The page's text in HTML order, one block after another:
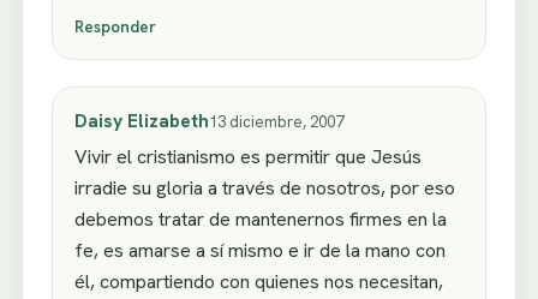
Responder
Daisy Elizabeth13 diciembre, 2007
Vivir el cristianismo es permitir que Jesús
irradie su gloria a través de nosotros, por eso
debemos tratar de mantenernos firmes en la
fe, es amarse a sí mismo e ir de la mano con
él, compartiendo con quienes nos necesitan,